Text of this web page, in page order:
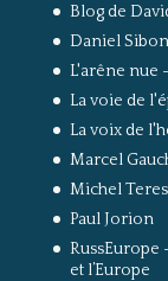
Blog de
Daniel
L'arêne nue
La voie de
La voix de
Marcel
Michel
Paul Jorion
RussEurope
et l’Europe